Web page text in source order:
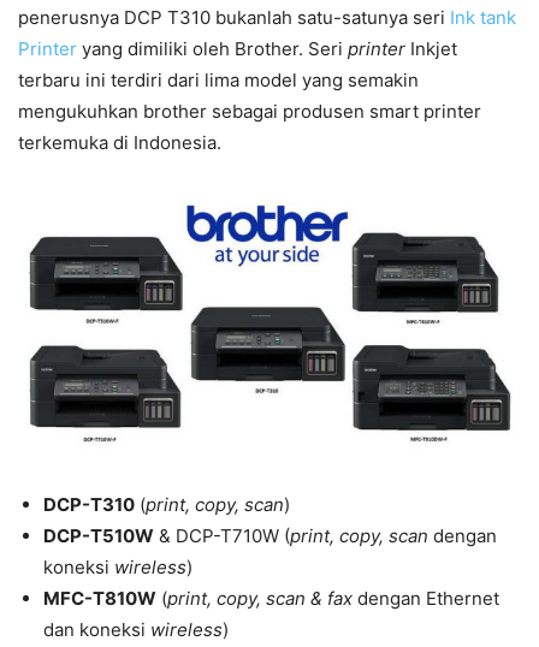
penerusnya DCP T310 bukanlah satu-satunya seri Ink tank
Printer yang dimiliki oleh Brother. Seri printer Inkjet
terbaru ini terdiri dari lima model yang semakin
mengukuhkan brother sebagai produsen smart printer
terkemuka di Indonesia.
DCP-T310 (print, copy, scan)
DCP-T510W & DCP-T710W (print, copy, scan dengan
koneksi wireless)
MFC-T810W (print, copy, scan & fax dengan Ethernet
dan koneksi wireless)